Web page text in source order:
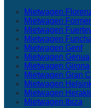
Mietwagen
Mietwagen
Mietwagen
Mietwagen
Mietwagen Genf
Mietwagen Genua
Mietwagen Girona
Mietwagen Gran
Mietwagen
Mietwagen
Mietwagen Ibiza